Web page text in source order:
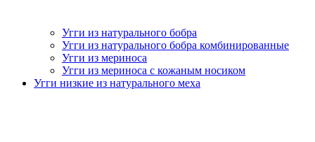
Угги из натурального бобра
Угги из натурального бобра комбинированные
Угги из мериноса
Угги из мериноса с кожаным носиком
Угги низкие из натурального меха